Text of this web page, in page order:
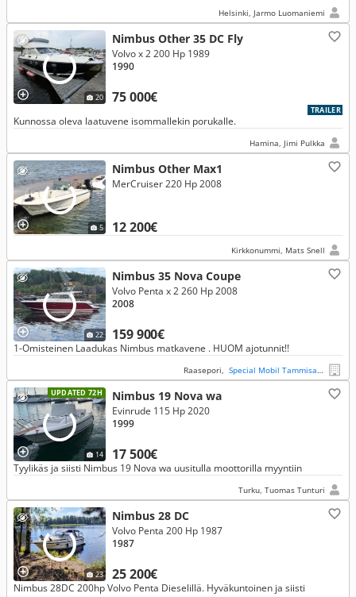
Helsinki, Jarmo Luomaniemi
20
Nimbus Other 35 DC Fly
75 000€
Volvo x 2 200 Hp 1989
1990
TRAILER
Kunnossa oleva laatuvene isommallekin porukalle.
Hamina, Jimi Pulkka
5
Nimbus Other Max1
12 200€
MerCruiser 220 Hp 2008
Kirkkonummi, Mats Snell
22
Nimbus 35 Nova Coupe
159 900€
Volvo Penta x 2 260 Hp 2008
2008
1-Omisteinen Laadukas Nimbus matkavene . HUOM ajotunnit!!
Raasepori, Special Mobil Tammisaari
UPDATED 72H
14
Nimbus 19 Nova wa
17 500€
Evinrude 115 Hp 2020
1999
Tyylikäs ja siisti Nimbus 19 Nova wa uusitulla moottorilla myyntiin
Turku, Tuomas Tunturi
23
Nimbus 28 DC
25 200€
Volvo Penta 200 Hp 1987
1987
Nimbus 28DC 200hp Volvo Penta Dieselillä. Hyväkuntoinen ja siisti